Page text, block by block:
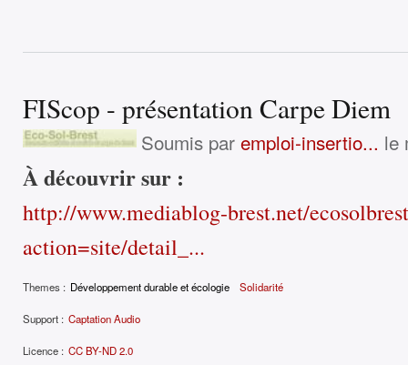
FIScop - présentation Carpe Diem
Soumis par emploi-insertio... le
À découvrir sur :
http://www.mediablog-brest.net/
action=site/detail_...
Themes : Développement durable et écologie Solidarité
Support : Captation Audio
Licence : CC BY-ND 2.0